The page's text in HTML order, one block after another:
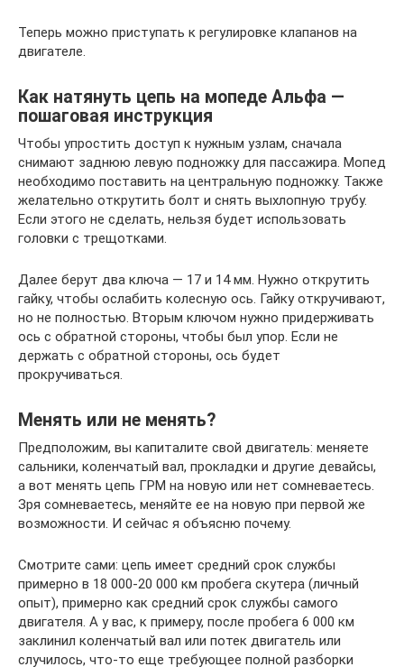
Теперь можно приступать к регулировке клапанов на
двигателе.
Как натянуть цепь на мопеде Альфа —
пошаговая инструкция
Чтобы упростить доступ к нужным узлам, сначала
снимают заднюю левую подножку для пассажира. Мопед
необходимо поставить на центральную подножку. Также
желательно открутить болт и снять выхлопную трубу.
Если этого не сделать, нельзя будет использовать
головки с трещотками.
Далее берут два ключа — 17 и 14 мм. Нужно открутить
гайку, чтобы ослабить колесную ось. Гайку откручивают,
но не полностью. Вторым ключом нужно придерживать
ось с обратной стороны, чтобы был упор. Если не
держать с обратной стороны, ось будет
прокручиваться.
Менять или не менять?
Предположим, вы капиталите свой двигатель: меняете
сальники, коленчатый вал, прокладки и другие девайсы,
а вот менять цепь ГРМ на новую или нет сомневаетесь.
Зря сомневаетесь, меняйте ее на новую при первой же
возможности. И сейчас я объясню почему.
Смотрите сами: цепь имеет средний срок службы
примерно в 18 000-20 000 км пробега скутера (личный
опыт), примерно как средний срок службы самого
двигателя. А у вас, к примеру, после пробега 6 000 км
заклинил коленчатый вал или потек двигатель или
случилось, что-то еще требующее полной разборки